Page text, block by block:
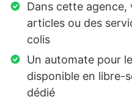
Dans cette agence,
articles ou des
colis
Un automate pour
disponible en libre-
dédié